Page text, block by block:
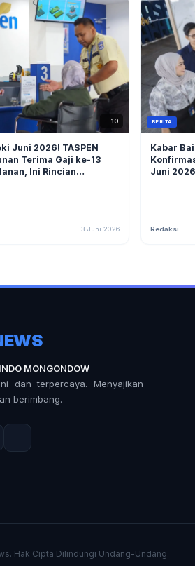
10
Juni 2026! TASPEN
Terima Gaji ke-13
Ini Rincian
3 Juni 2026
BERITA
Kabar
Juni
Redaksi
MONGONDOW
dan terpercaya. Menyajikan
berimbang.
Hak Cipta Dilindungi Undang-Undang.